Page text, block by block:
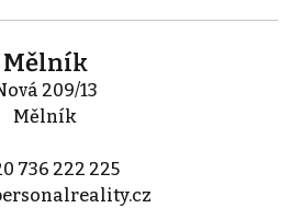
Mělník
209/13
Mělník
736 222 225